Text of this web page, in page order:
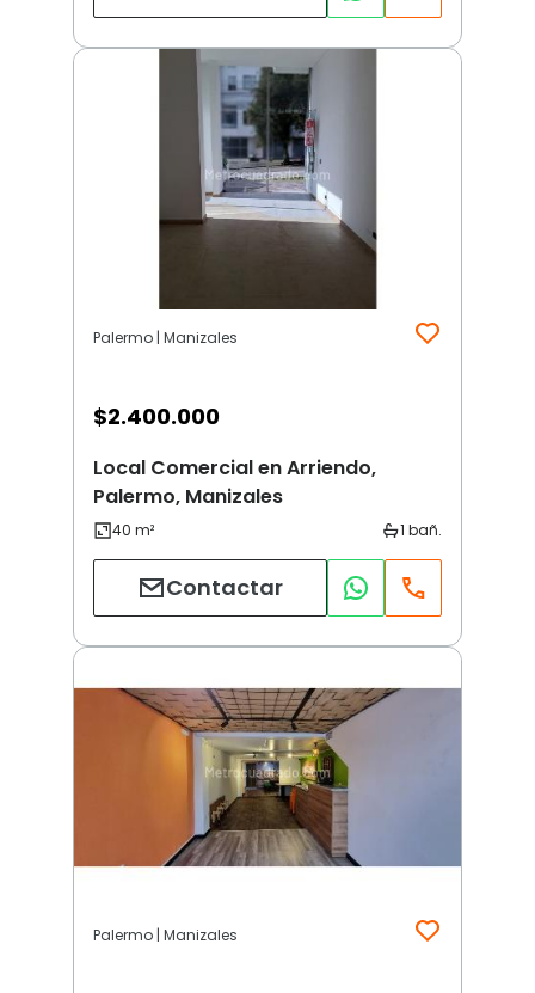
Palermo | Manizales
$2.400.000
Local Comercial en Arriendo,
Palermo, Manizales
Contactar
Palermo | Manizales